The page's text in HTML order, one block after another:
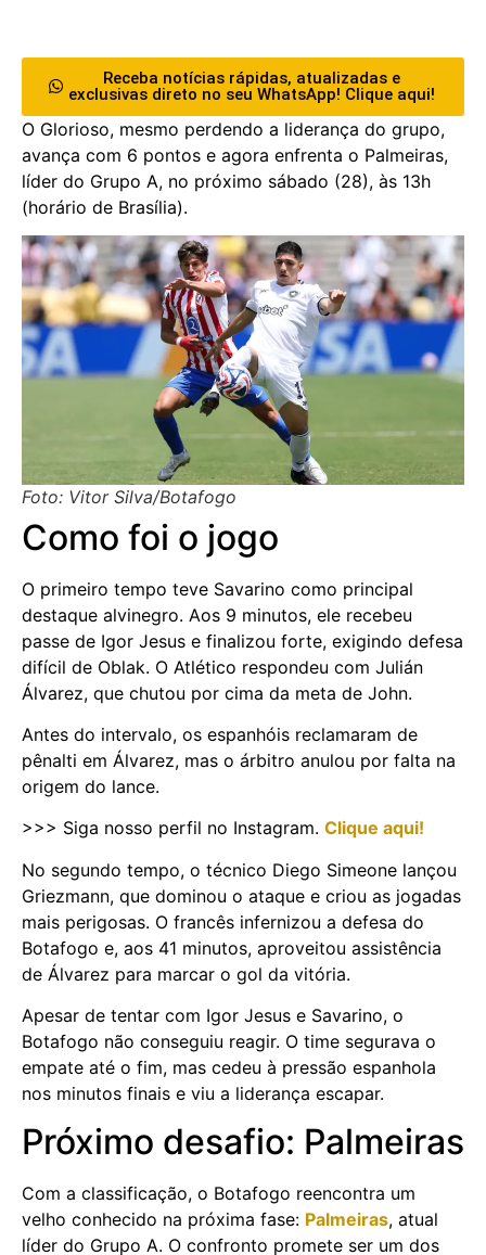
Receba notícias rápidas, atualizadas e
exclusivas direto no seu WhatsApp! Clique aqui!
O Glorioso, mesmo perdendo a liderança do grupo,
avança com 6 pontos e agora enfrenta o Palmeiras,
líder do Grupo A, no próximo sábado (28), às 13h
(horário de Brasília).
Foto: Vitor Silva/Botafogo
Como foi o jogo
O primeiro tempo teve Savarino como principal
destaque alvinegro. Aos 9 minutos, ele recebeu
passe de Igor Jesus e finalizou forte, exigindo defesa
difícil de Oblak. O Atlético respondeu com Julián
Álvarez, que chutou por cima da meta de John.
Antes do intervalo, os espanhóis reclamaram de
pênalti em Álvarez, mas o árbitro anulou por falta na
origem do lance.
>>> Siga nosso perfil no Instagram. Clique aqui!
No segundo tempo, o técnico Diego Simeone lançou
Griezmann, que dominou o ataque e criou as jogadas
mais perigosas. O francês infernizou a defesa do
Botafogo e, aos 41 minutos, aproveitou assistência
de Álvarez para marcar o gol da vitória.
Apesar de tentar com Igor Jesus e Savarino, o
Botafogo não conseguiu reagir. O time segurava o
empate até o fim, mas cedeu à pressão espanhola
nos minutos finais e viu a liderança escapar.
Próximo desafio: Palmeiras
Com a classificação, o Botafogo reencontra um
velho conhecido na próxima fase: Palmeiras, atual
líder do Grupo A. O confronto promete ser um dos